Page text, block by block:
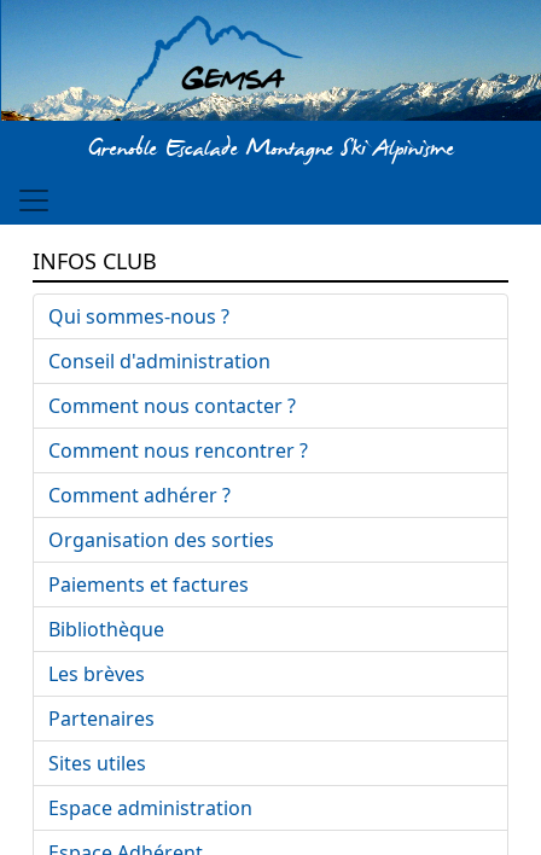
Aller au contenu principal
Grenoble Escalade Montagne Ski Alpinisme
INFOS CLUB
Qui sommes-nous ?
Conseil d'administration
Comment nous contacter ?
Comment nous rencontrer ?
Comment adhérer ?
Organisation des sorties
Paiements et factures
Bibliothèque
Les brèves
Partenaires
Sites utiles
Espace administration